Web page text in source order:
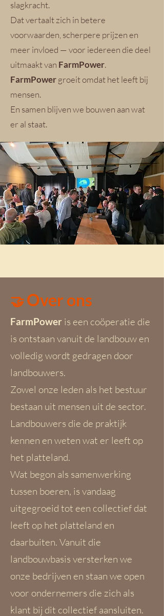
slagkracht.
Dat vertaalt zich in betere
voorwaarden, scherpere prijzen en
meer invloed — voor iedereen die deel
uitmaakt van FarmPower.
FarmPowergroeit omdat het leeft bij
mensen.
En samen blijven we bouwen aan wat
er al staat.
🤝Over ons
FarmPower is een coöperatie die
is ontstaan vanuit de landbouw en
volledig wordt gedragen door
landbouwers.
Zowel onze leden als het bestuur
bestaan uit mensen uit de sector.
Landbouwers die de praktijk
kennen en weten wat er leeft op
het platteland.
Wat begon als samenwerking
tussen boeren, is vandaag
uitgegroeid tot een collectief dat
leeft op het platteland en
daarbuiten. Vanuit die
landbouwbasis versterken we
onze bedrijven en staan we open
voor ondernemers die zich als
klant bij dit collectief aansluiten.